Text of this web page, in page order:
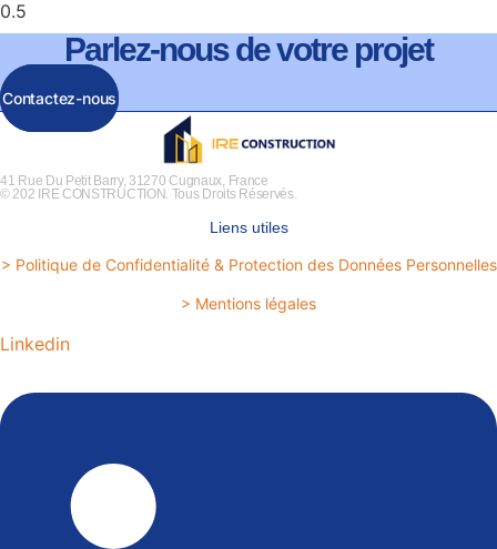
Parlez-nous de votre projet
Contactez-nous
41 Rue Du Petit Barry, 31270 Cugnaux, France
© 202 IRE CONSTRUCTION. Tous Droits Réservés.
Liens utiles
> Politique de Confidentialité & Protection des Données Personnelles
> Mentions légales
Linkedin